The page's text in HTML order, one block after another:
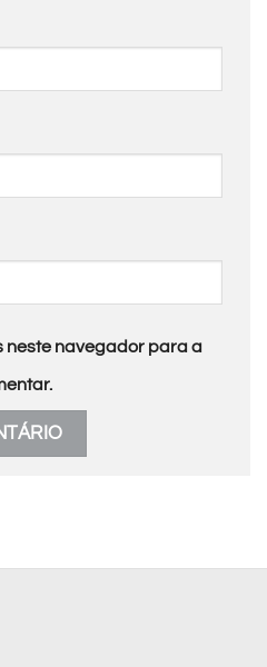
neste navegador para a